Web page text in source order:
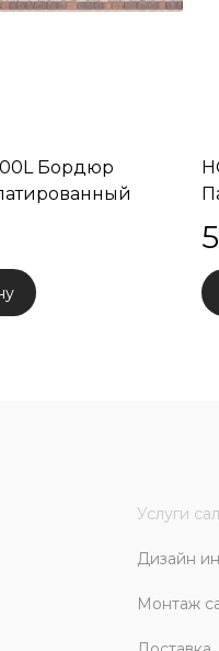
Бордюр
Услуги
Дизайн
Монтаж